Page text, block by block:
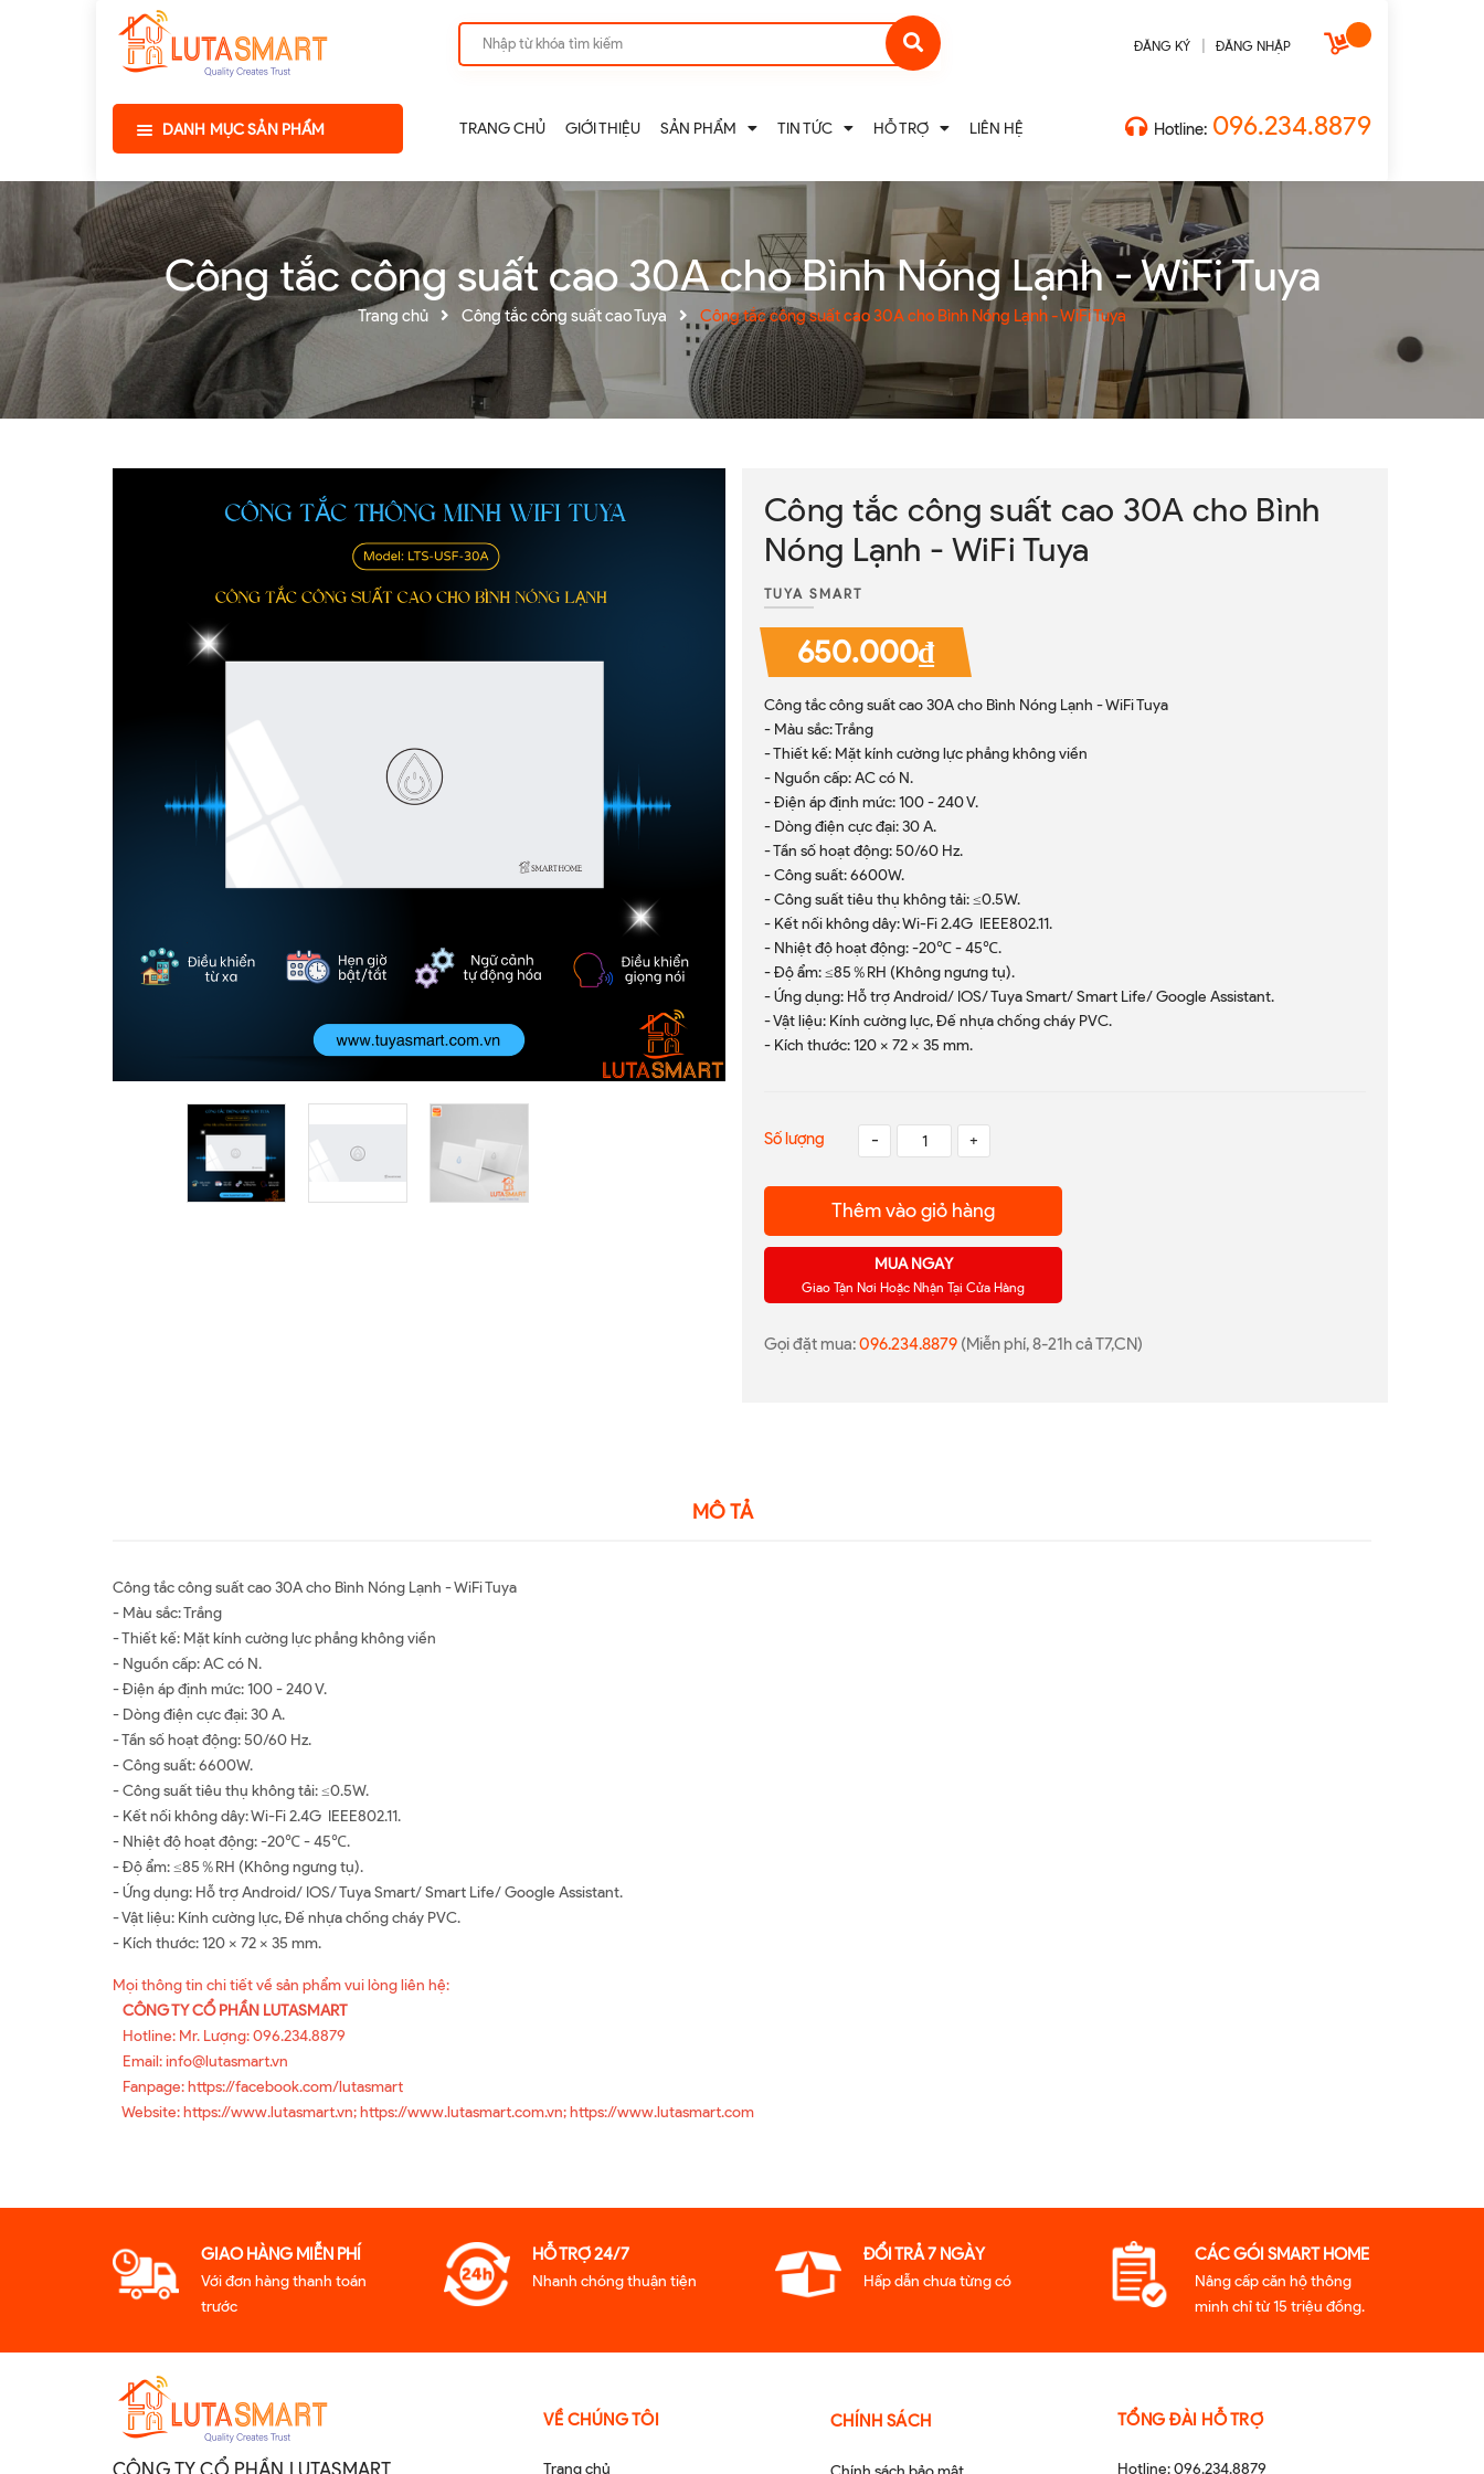
ĐĂNG KÝ ĐĂNG NHẬP
DANH MỤC SẢN PHẨM TRANG CHỦ GIỚI THIỆU SẢN PHẨM TIN TỨC HỖ TRỢ LIÊN HỆ Hotline: 096.234.8879
Công tắc công suất cao 30A cho Bình Nóng Lạnh - WiFi Tuya
Trang chủ Công tắc công suất cao Tuya Công tắc công suất cao 30A cho Bình Nóng Lạnh - WiFi Tuya
Công tắc công suất cao 30A cho Bình
Nóng Lạnh - WiFi Tuya
TUYA SMART
650.000₫
Công tắc công suất cao 30A cho Bình Nóng Lạnh - WiFi Tuya
- Màu sắc: Trắng
- Thiết kế: Mặt kính cường lực phẳng không viền
- Nguồn cấp: AC có N.
- Điện áp định mức: 100 - 240 V.
- Dòng điện cực đại: 30 A.
- Tần số hoạt động: 50/60 Hz.
- Công suất: 6600W.
- Công suất tiêu thụ không tải: ≤0.5W.
- Kết nối không dây: Wi-Fi 2.4G IEEE802.11.
- Nhiệt độ hoạt động: -20℃ - 45℃.
- Độ ẩm: ≤85％RH (Không ngưng tụ).
- Ứng dụng: Hỗ trợ Android/ IOS/ Tuya Smart/ Smart Life/ Google Assistant.
- Vật liệu: Kính cường lực, Đế nhựa chống cháy PVC.
- Kích thước: 120 x 72 x 35 mm.
Số lượng - +
Thêm vào giỏ hàng
MUA NGAY
Giao Tận Nơi Hoặc Nhận Tại Cửa Hàng
Gọi đặt mua:096.234.8879 (Miễn phí, 8-21h cả T7,CN)
MÔ TẢ
Công tắc công suất cao 30A cho Bình Nóng Lạnh - WiFi Tuya
- Màu sắc: Trắng
- Thiết kế: Mặt kính cường lực phẳng không viền
- Nguồn cấp: AC có N.
- Điện áp định mức: 100 - 240 V.
- Dòng điện cực đại: 30 A.
- Tần số hoạt động: 50/60 Hz.
- Công suất: 6600W.
- Công suất tiêu thụ không tải: ≤0.5W.
- Kết nối không dây: Wi-Fi 2.4G IEEE802.11.
- Nhiệt độ hoạt động: -20℃ - 45℃.
- Độ ẩm: ≤85％RH (Không ngưng tụ).
- Ứng dụng: Hỗ trợ Android/ IOS/ Tuya Smart/ Smart Life/ Google Assistant.
- Vật liệu: Kính cường lực, Đế nhựa chống cháy PVC.
- Kích thước: 120 x 72 x 35 mm.
Mọi thông tin chi tiết về sản phẩm vui lòng liên hệ:
CÔNG TY CỔ PHẦN LUTASMART
Hotline: Mr. Lượng: 096.234.8879
Email: info@lutasmart.vn
Fanpage: https://facebook.com/lutasmart
Website: https://www.lutasmart.vn; https://www.lutasmart.com.vn; https://www.lutasmart.com
GIAO HÀNG MIỄN PHÍ
Với đơn hàng thanh toán
trước
HỖ TRỢ 24/7
Nhanh chóng thuận tiện
ĐỔI TRẢ 7 NGÀY
Hấp dẫn chưa từng có
CÁC GÓI SMART HOME
Nâng cấp căn hộ thông
minh chỉ từ 15 triệu đồng.
CÔNG TY CỔ PHẦN LUTASMART
VỀ CHÚNG TÔI
Trang chủ
CHÍNH SÁCH TỔNG ĐÀI HỖ TRỢ
Hotline: 096.234.8879